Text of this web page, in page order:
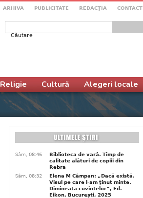
ARHIVA PUBLICITATE REDACŢIA CONTACT
Formular de căutare
Religie Cultură Alegeri locale
Sâm, 08:46
Biblioteca de vară. Timp de
calitate alături de copiii din
Rebra
Sâm, 08:32
Elena M Câmpan: „Dacă există.
Visul pe care l-am ținut minte.
Dimineața cuvintelor”, Ed.
Eikon, București, 2025